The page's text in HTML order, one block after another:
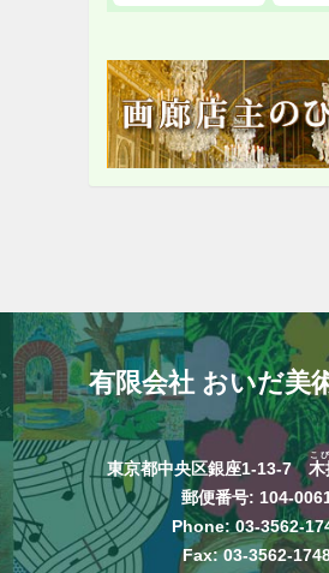
有限会社 おいだ美
東京都中央区銀座1-13-7木
こ
郵便番号: 104-
Phone: 03-3562-
Fax: 03-3562-